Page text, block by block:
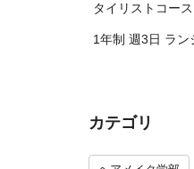
タイリストコース
1年制 週3日 ラン
カテゴリ